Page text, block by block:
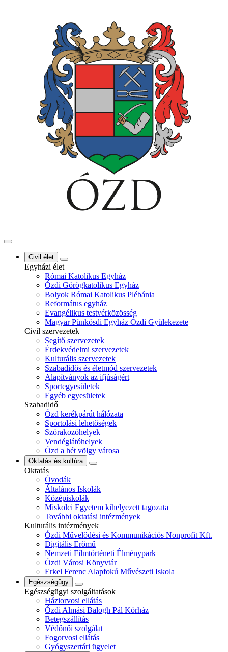
Civil élet
Egyházi élet
Római Katolikus Egyház
Ózdi Görögkatolikus Egyház
Bolyok Római Katolikus Plébánia
Református egyház
Evangélikus testvérközösség
Magyar Pünkösdi Egyház Ózdi Gyülekezete
Civil szervezetek
Segítő szervezetek
Érdekvédelmi szervezetek
Kulturális szervezetek
Szabadidős és életmód szervezetek
Alapítványok az ifjúságért
Sportegyesületek
Egyéb egyesületek
Szabadidő
Ózd kerékpárút hálózata
Sportolási lehetőségek
Szórakozóhelyek
Vendéglátóhelyek
Ózd a hét völgy városa
Oktatás és kultúra
Oktatás
Óvodák
Általános Iskolák
Középiskolák
Miskolci Egyetem kihelyezett tagozata
További oktatási intézmények
Kulturális intézmények
Ózdi Művelődési és Kommunikációs Nonprofit Kft.
Digitális Erőmű
Nemzeti Filmtörténeti Élménypark
Ózdi Városi Könyvtár
Erkel Ferenc Alapfokú Művészeti Iskola
Egészségügy
Egészségügyi szolgáltatások
Háziorvosi ellátás
Ózdi Almási Balogh Pál Kórház
Betegszállítás
Védőnői szolgálat
Fogorvosi ellátás
Gyógyszertári ügyelet